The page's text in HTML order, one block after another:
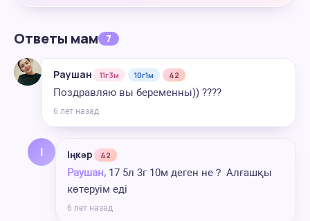
Ответы мам 7
Раушан 11г3м 10г1м 42
Поздравляю вы беременны)) ????
6 лет назад
І Іңкәр 42
Раушан, 17 5л 3г 10м деген не？ Алғашқы
көтеруім еді
6 лет назад